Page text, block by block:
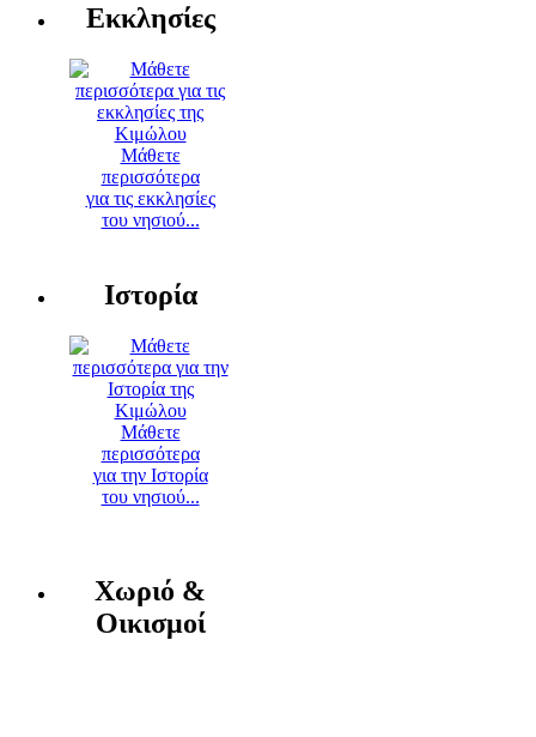
Εκκλησίες
Μάθετε
περισσότερα
για τις εκκλησίες
του νησιού...
Ιστορία
Μάθετε
περισσότερα
για την Ιστορία
του νησιού...
Χωριό &
Οικισμοί